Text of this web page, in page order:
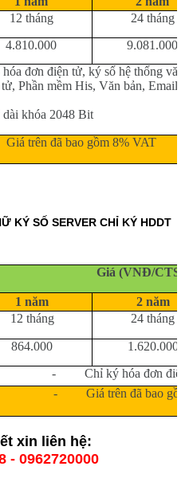
12 tháng
24 tháng
4.810.000
9.081.000
đơn điện tử, ký số hệ thống văn
Phần mềm His, Văn bản, Email,
khóa 2048 Bit
đã bao gồm 8% VAT
SERVER CHỈ KÝ HDDT
Giá (VNĐ/CTS/
1 năm
2 năm
12 tháng 24 tháng
864.000
1.620.000
- Chỉ ký hóa đơn điện
- Giá trên đã bao gồm
xin liên hệ:
- 0962720000